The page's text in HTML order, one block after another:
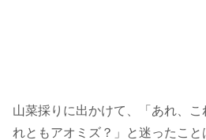
山菜採りに出かけて、「あれ、
れともアオミズ？」と迷ったこと